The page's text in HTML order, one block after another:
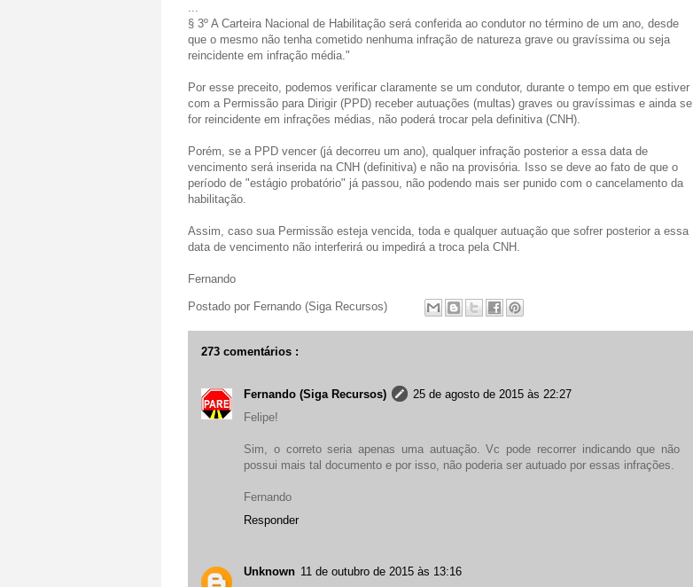
...
§ 3º A Carteira Nacional de Habilitação será conferida ao condutor no término de um ano, desde
que o mesmo não tenha cometido nenhuma infração de natureza grave ou gravíssima ou seja
reincidente em infração média."
Por esse preceito, podemos verificar claramente se um condutor, durante o tempo em que estiver
com a Permissão para Dirigir (PPD) receber autuações (multas) graves ou gravíssimas e ainda se
for reincidente em infrações médias, não poderá trocar pela definitiva (CNH).
Porém, se a PPD vencer (já decorreu um ano), qualquer infração posterior a essa data de
vencimento será inserida na CNH (definitiva) e não na provisória. Isso se deve ao fato de que o
período de "estágio probatório" já passou, não podendo mais ser punido com o cancelamento da
habilitação.
Assim, caso sua Permissão esteja vencida, toda e qualquer autuação que sofrer posterior a essa
data de vencimento não interferirá ou impedirá a troca pela CNH.
Fernando
Postado por Fernando (Siga Recursos)
273 comentários :
Fernando (Siga Recursos)
25 de agosto de 2015 às 22:27
Felipe!
Sim, o correto seria apenas uma autuação. Vc pode recorrer indicando que não
possui mais tal documento e por isso, não poderia ser autuado por essas infrações.
Fernando
Responder
Unknown 11 de outubro de 2015 às 13:16